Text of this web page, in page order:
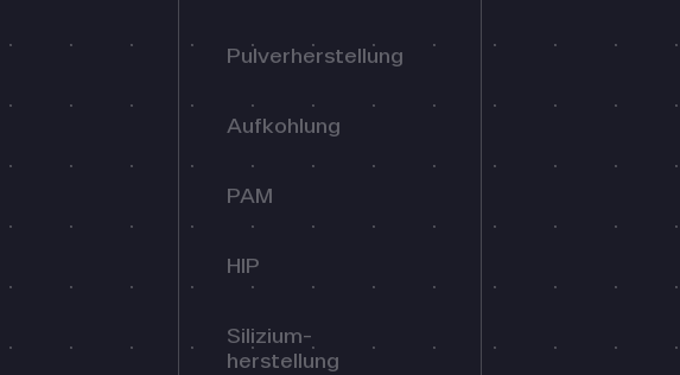
Pulver­herstellung
Aufkohlung
PAM
HIP
Silizium­
herstellung